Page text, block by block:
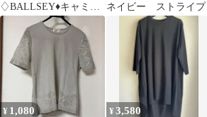
♢BALLSEY♦︎キャミワ
ンピース
ネイビー ストライプ
¥ 1,080 ¥3,580